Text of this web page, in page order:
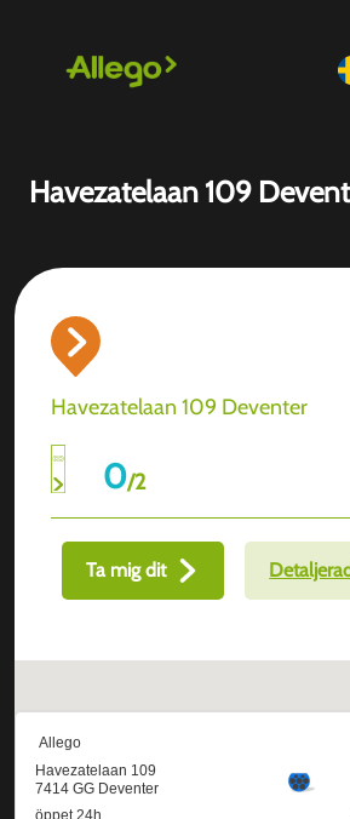
Havezatelaan 109
Havezatelaan 109 Deventer
0/2
Ta mig dit